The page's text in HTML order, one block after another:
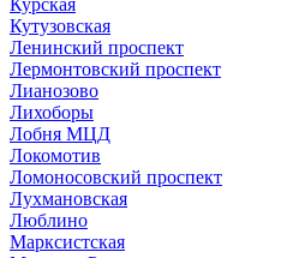
Курская
Кутузовская
Ленинский проспект
Лермонтовский проспект
Лианозово
Лихоборы
Лобня МЦД
Локомотив
Ломоносовский проспект
Лухмановская
Люблино
Марксистская